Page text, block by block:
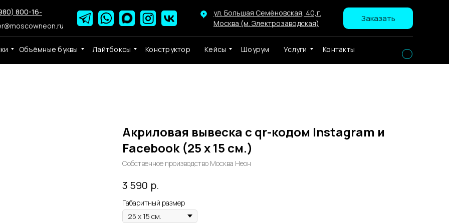
Лайтбоксы Конструктор Кейсы Услуги
Объёмные буквы
Заказать
ул. Большая Семёновская, 40,г.
Москва (м. Электрозаводская)
800-16-
Контакты
Шоурум
Акриловая вывеска с qr-кодом Instagram и
Facebook (25 х 15 см.)
Собственное производство Москва Неон
3 590 р.
Габаритный размер